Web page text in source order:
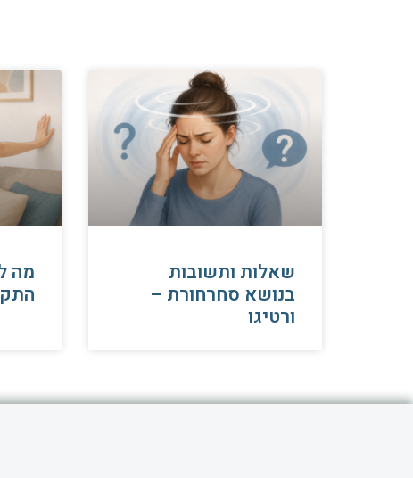
שאלות ותשובות
בנושא סחרחורת –
ורטיגו
​מה